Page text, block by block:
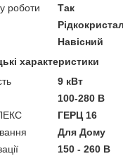
роботи
Так
Навісний
характеристики
9 кВт
100-280 В
ГЕРЦ 16
Для Дому
150 - 260 В